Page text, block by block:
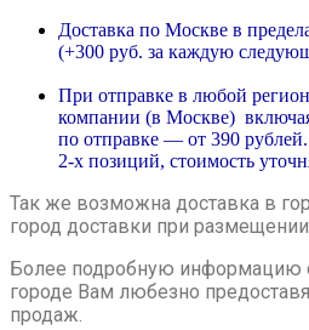
Доставка по Москве в
(+300 руб. за каждую
При отправке в любой
компании (в Москве)
по отправке — от 390
2-х позиций, стоимость
Так же возможна доставка в
город доставки при размещении
Более подробную информацию
городе Вам любезно
продаж.